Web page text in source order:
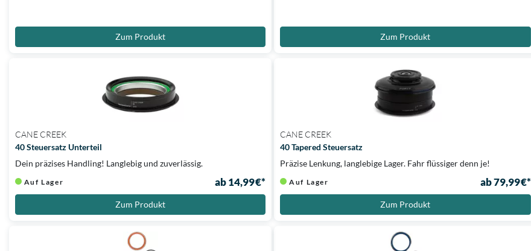
Zum Produkt Zum Produkt
CANE CREEK
40 Steuersatz Unterteil
Dein präzises Handling! Langlebig und zuverlässig.
Auf Lager ab 14,99 €*
Zum Produkt
CANE CREEK
40 Tapered Steuersatz
Präzise Lenkung, langlebige Lager. Fahr flüssiger denn je!
Auf Lager ab 79,99 €*
Zum Produkt